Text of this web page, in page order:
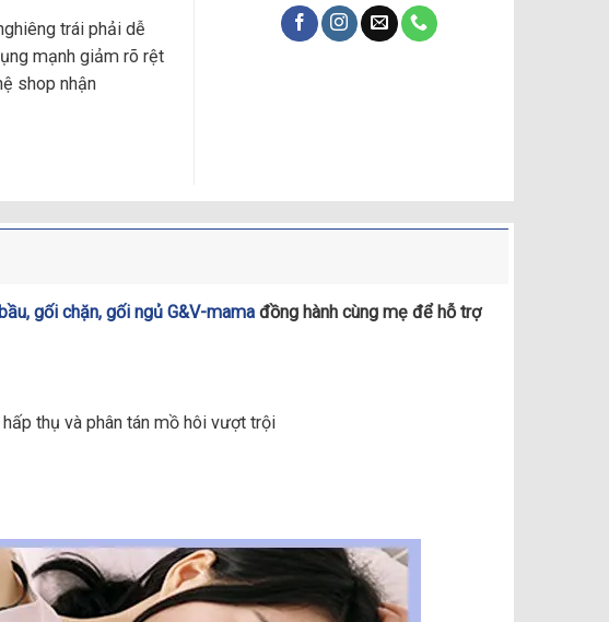
trái phải dễ
mạnh giảm rõ rệt
shop nhận
cao cấp số lượng
gối chặn, gối ngủ G&V-mamađồng hành cùng mẹ để hỗ trợ
thụ và phân tán mồ hôi vượt trội